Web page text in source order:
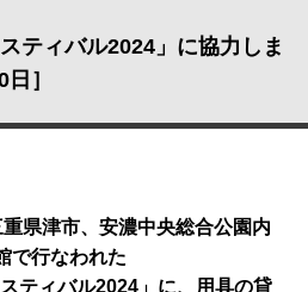
ティバル2024」に協力しま
］
県津市、安濃中央総合公園内
で行なわれた
ティバル2024」に、用具の貸